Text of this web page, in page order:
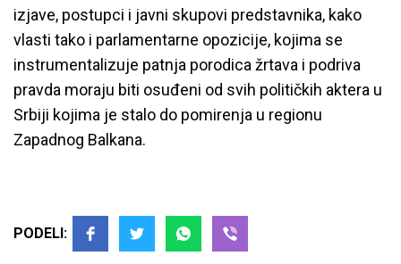
izjave, postupci i javni skupovi predstavnika, kako
vlasti tako i parlamentarne opozicije, kojima se
instrumentalizuje patnja porodica žrtava i podriva
pravda moraju biti osuđeni od svih političkih aktera u
Srbiji kojima je stalo do pomirenja u regionu
Zapadnog Balkana.
PODELI: